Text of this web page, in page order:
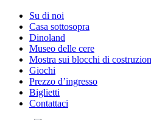
Su di noi
Casa sottosopra
Dinoland
Museo delle cere
Mostra sui blocchi di
Giochi
Prezzo d’ingresso
Biglietti
Contattaci